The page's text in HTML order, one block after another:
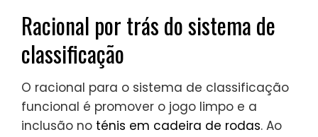
Racional por trás do sistema de
classificação
O racional para o sistema de classificação
funcional é promover o jogo limpo e a
inclusão no ténis em cadeira de rodas. Ao